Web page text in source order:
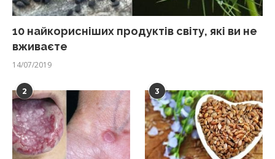
10 найкорисніших продуктів світу, які ви не
вживаєте
14/07/2019
2 3